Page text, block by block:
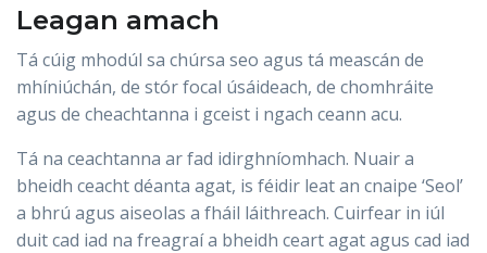
Leagan amach
Tá cúig mhodúl sa chúrsa seo agus tá meascán de
mhíniúchán, de stór focal úsáideach, de chomhráite
agus de cheachtanna i gceist i ngach ceann acu.
Tá na ceachtanna ar fad idirghníomhach. Nuair a
bheidh ceacht déanta agat, is féidir leat an cnaipe ‘Seol’
a bhrú agus aiseolas a fháil láithreach. Cuirfear in iúl
duit cad iad na freagraí a bheidh ceart agat agus cad iad